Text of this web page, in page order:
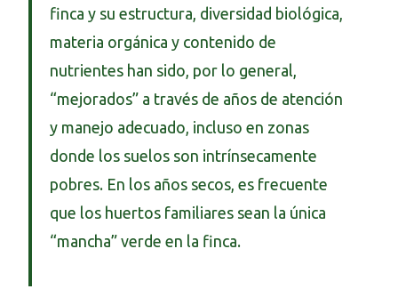
finca y su estructura, diversidad biológica,
materia orgánica y contenido de
nutrientes han sido, por lo general,
“mejorados” a través de años de atención
y manejo adecuado, incluso en zonas
donde los suelos son intrínsecamente
pobres. En los años secos, es frecuente
que los huertos familiares sean la única
“mancha” verde en la finca.